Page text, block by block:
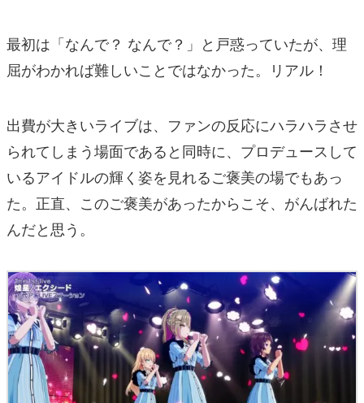
最初は「なんで？ なんで？」と戸惑っていたが、理
屈がわかれば難しいことではなかった。リアル！
出費が大きいライブは、ファンの反応にハラハラさせ
られてしまう場面であると同時に、プロデュースして
いるアイドルの輝く姿を見れるご褒美の場でもあっ
た。正直、このご褒美があったからこそ、がんばれた
んだと思う。